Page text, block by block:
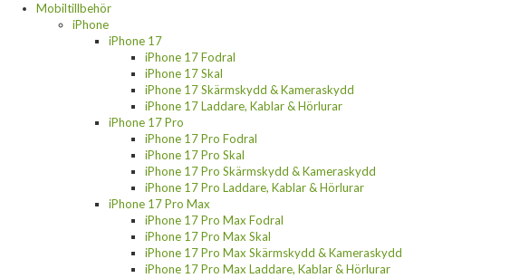
Mobiltillbehör
iPhone
iPhone 17
iPhone 17 Fodral
iPhone 17 Skal
iPhone 17 Skärmskydd & Kameraskydd
iPhone 17 Laddare, Kablar & Hörlurar
iPhone 17 Pro
iPhone 17 Pro Fodral
iPhone 17 Pro Skal
iPhone 17 Pro Skärmskydd & Kameraskydd
iPhone 17 Pro Laddare, Kablar & Hörlurar
iPhone 17 Pro Max
iPhone 17 Pro Max Fodral
iPhone 17 Pro Max Skal
iPhone 17 Pro Max Skärmskydd & Kameraskydd
iPhone 17 Pro Max Laddare, Kablar & Hörlurar